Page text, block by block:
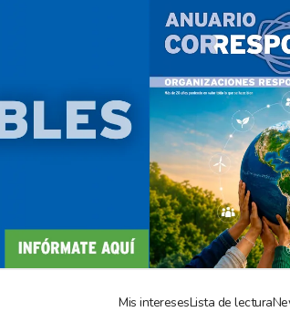
Mis interesesLista de lectura